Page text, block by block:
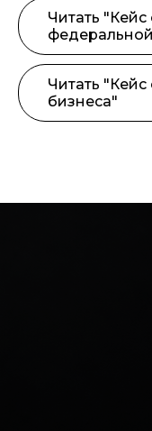
Читать
Читать
бизнеса"